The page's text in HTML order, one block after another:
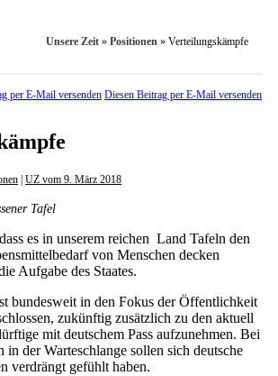
Unsere Zeit » Positionen » Verteilungskämpfe
Diesen Beitrag per E-Mail versenden
UZ vom 9. März 2018
Tafel
es in unserem reichen Land Tafeln den
von Menschen decken
Aufgabe des Staates.
bundesweit in den Fokus der Öffentlichkeit
zukünftig zusätzlich zu den aktuell
mit deutschem Pass aufzunehmen. Bei
in der Warteschlange sollen sich deutsche
verdrängt gefühlt haben.